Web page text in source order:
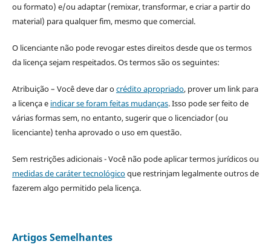
ou formato) e/ou adaptar (remixar, transformar, e criar a partir do
material) para qualquer fim, mesmo que comercial.
O licenciante não pode revogar estes direitos desde que os termos
da licença sejam respeitados. Os termos são os seguintes:
Atribuição – Você deve dar ocrédito apropriado, prover um link para
a licença e indicar se foram feitas mudanças. Isso pode ser feito de
várias formas sem, no entanto, sugerir que o licenciador (ou
licenciante) tenha aprovado o uso em questão.
Sem restrições adicionais - Você não pode aplicar termos jurídicos ou
medidas de caráter tecnológicoque restrinjam legalmente outros de
fazerem algo permitido pela licença.
Artigos Semelhantes